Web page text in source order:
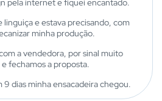
pela internet e fiquei encantado.
linguiça e estava precisando, com
minha produção.
a vendedora, por sinal muito
fechamos a proposta.
9 dias minha ensacadeira chegou.